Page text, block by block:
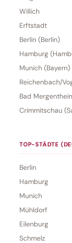
Willich
Erftstadt
Berlin (Berlin)
Hamburg
Munich (Bayern)
Reichenbach/
Bad
Crimmitschau
TOP-STÄDTE
Berlin
Hamburg
Munich
Mühldorf
Eilenburg
Schmelz